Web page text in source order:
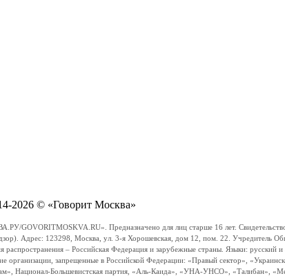
2026 © «Говорит Москва»
GOVORITMOSKVA.RU». Предназначено для лиц старше 16 лет.
Адрес: 123298, Москва, ул. 3-я Хорошевская, дом 12, пом. 22. Учредитель
– Российская Федерация и зарубежные страны. Языки:
организации, запрещенные в Российской Федерации: «Правый сектор»,
Национал-Большевистская партия, «Аль-Каида», «УНА-УНСО», «Талибан»,